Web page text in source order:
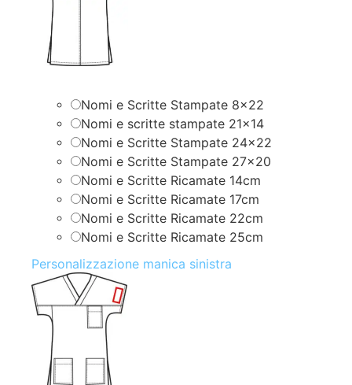
Nomi e Scritte Stampate 8×22
Nomi e scritte stampate 21×14
Nomi e Scritte Stampate 24×22
Nomi e Scritte Stampate 27×20
Nomi e Scritte Ricamate 14cm
Nomi e Scritte Ricamate 17cm
Nomi e Scritte Ricamate 22cm
Nomi e Scritte Ricamate 25cm
Personalizzazione manica sinistra